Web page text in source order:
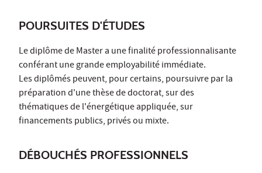
POURSUITES D'ÉTUDES
Le diplôme de Master a une finalité professionnalisante
conférant une grande employabilité immédiate.
Les diplômés peuvent, pour certains, poursuivre par la
préparation d'une thèse de doctorat, sur des
thématiques de l'énergétique appliquée, sur
financements publics, privés ou mixte.
DÉBOUCHÉS PROFESSIONNELS